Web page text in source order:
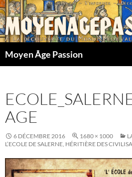
Aller
au
contenu
Moyen Âge Passion
AGE
6 DÉCEMBRE 2016 1680 × 1000
L’ECOLE DE SALERNE, HÉRITIÈRE DES